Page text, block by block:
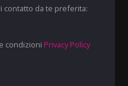
contatto da te preferita:
condizioni Privacy Policy